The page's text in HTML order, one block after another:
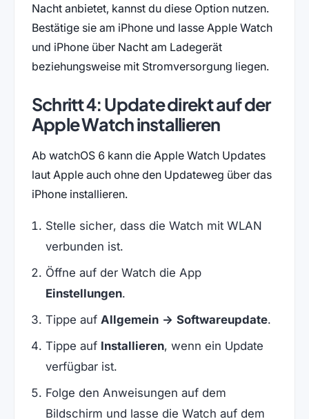
Nacht anbietet, kannst du diese Option nutzen.
Bestätige sie am iPhone und lasse Apple Watch
und iPhone über Nacht am Ladegerät
beziehungsweise mit Stromversorgung liegen.
Schritt 4: Update direkt auf der
Apple Watch installieren
Ab watchOS 6 kann die Apple Watch Updates
laut Apple auch ohne den Updateweg über das
iPhone installieren.
Stelle sicher, dass die Watch mit WLAN
verbunden ist.
Öffne auf der Watch die App
Einstellungen.
Tippe auf Allgemein → Softwareupdate.
Tippe auf Installieren, wenn ein Update
verfügbar ist.
Folge den Anweisungen auf dem
Bildschirm und lasse die Watch auf dem